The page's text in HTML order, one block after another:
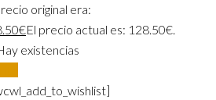
original era:
€El precio actual es: 128.50€.
existencias